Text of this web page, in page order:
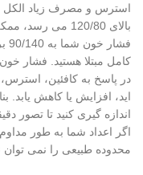
استرس و مصرف زیاد الکل
بالای 120/80
کامل مبتلا هستید. فشار
در پاسخ به کافئین،
اید، افزایش یا کاهش یابد.
اندازه گیری کنید تا تصور
اگر اعداد شما به طور
محدوده طبیعی را نمی توان